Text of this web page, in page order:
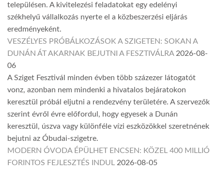
településen. A kivitelezési feladatokat egy edelényi
székhelyű vállalkozás nyerte el a közbeszerzési eljárás
eredményeként.
VESZÉLYES PRÓBÁLKOZÁSOK A SZIGETEN: SOKAN A
DUNÁN ÁT AKARNAK BEJUTNI A FESZTIVÁLRA 2026-08-
06
A Sziget Fesztivál minden évben több százezer látogatót
vonz, azonban nem mindenki a hivatalos bejáratokon
keresztül próbál eljutni a rendezvény területére. A szervezők
szerint évről évre előfordul, hogy egyesek a Dunán
keresztül, úszva vagy különféle vízi eszközökkel szeretnének
bejutni az Óbudai-szigetre.
MODERN ÓVODA ÉPÜLHET ENCSEN: KÖZEL 400 MILLIÓ
FORINTOS FEJLESZTÉS INDUL 2026-08-05